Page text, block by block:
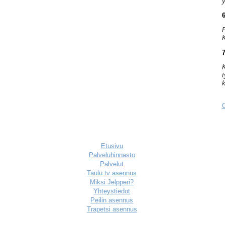
Etusivu
Palveluhinnasto
Palvelut
Taulu tv asennus
Miksi Jelpperi?
Yhteystiedot
Peilin asennus
Trapetsi asennus